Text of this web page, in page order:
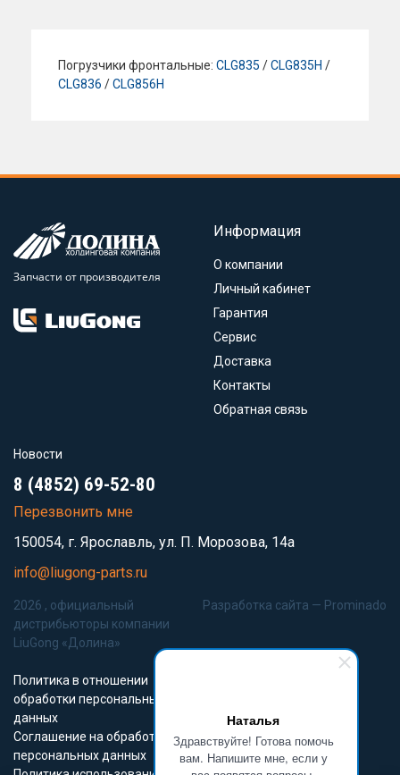
Наталья
Здравствуйте! Готова помочь
вам. Напишите мне, если у
Погрузчики фронтальные: CLG835 /CLG835H /
CLG836 /CLG856H
Запчасти от производителя
Информация
О компании
Личный кабинет
Гарантия
Сервис
Доставка
Контакты
Обратная связь
Новости
8 (4852) 69-52-80
Перезвонить мне
150054, г. Ярославль, ул. П. Морозова, 14а
info@liugong-parts.ru
2026 , официальный
дистрибьюторы компании
LiuGong «Долина»
Политика в отношении
обработки персональных
данных
Соглашение на обработку
персональных данных
Разработка сайта — Prominado